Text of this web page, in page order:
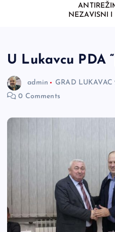
NEZAVISNI I
U Lukavcu PDA
admin GRAD LUKAVAC
0 Comments